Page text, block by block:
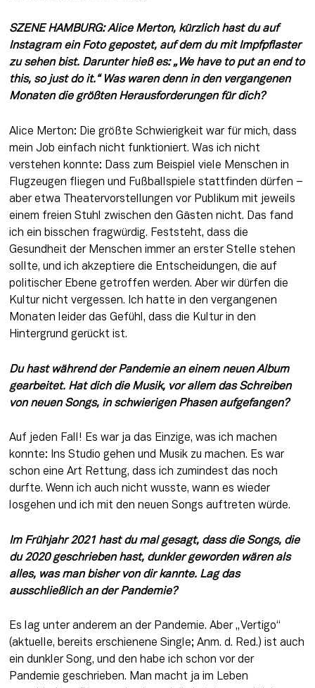
SZENE HAMBURG: Alice Merton, kürzlich hast du auf
Instagram ein Foto gepostet, auf dem du mit Impfpflaster
zu sehen bist. Darunter hieß es: „We have to put an end to
this, so just do it.“ Was waren denn in den vergangenen
Monaten die größten Herausforderungen für dich?
Alice Merton: Die größte Schwierigkeit war für mich, dass
mein Job einfach nicht funktioniert. Was ich nicht
verstehen konnte: Dass zum Beispiel viele Menschen in
Flugzeugen fliegen und Fußballspiele stattfinden dürfen –
aber etwa Theatervorstellungen vor Publikum mit jeweils
einem freien Stuhl zwischen den Gästen nicht. Das fand
ich ein bisschen fragwürdig. Feststeht, dass die
Gesundheit der Menschen immer an erster Stelle stehen
sollte, und ich akzeptiere die Entscheidungen, die auf
politischer Ebene getroffen werden. Aber wir dürfen die
Kultur nicht vergessen. Ich hatte in den vergangenen
Monaten leider das Gefühl, dass die Kultur in den
Hintergrund gerückt ist.
Du hast während der Pandemie an einem neuen Album
gearbeitet. Hat dich die Musik, vor allem das Schreiben
von neuen Songs, in schwierigen Phasen aufgefangen?
Auf jeden Fall! Es war ja das Einzige, was ich machen
konnte: Ins Studio gehen und Musik zu machen. Es war
schon eine Art Rettung, dass ich zumindest das noch
durfte. Wenn ich auch nicht wusste, wann es wieder
losgehen und ich mit den neuen Songs auftreten würde.
Im Frühjahr 2021 hast du mal gesagt, dass die Songs, die
du 2020 geschrieben hast, dunkler geworden wären als
alles, was man bisher von dir kannte. Lag das
ausschließlich an der Pandemie?
Es lag unter anderem an der Pandemie. Aber „Vertigo“
(aktuelle, bereits erschienene Single; Anm. d. Red.) ist auch
ein dunkler Song, und den habe ich schon vor der
Pandemie geschrieben. Man macht ja im Leben